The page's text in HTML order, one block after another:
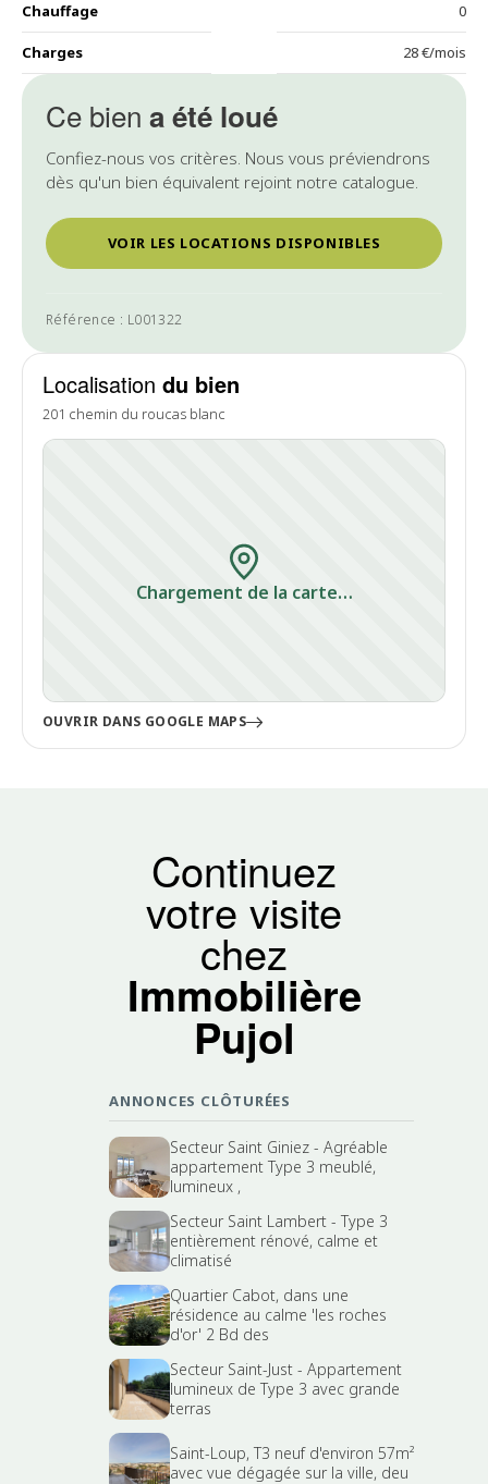
Ce bien a été loué
Confiez-nous vos critères. Nous vous préviendrons
dès qu'un bien équivalent rejoint notre catalogue.
VOIR LES LOCATIONS DISPONIBLES
Référence : L001322
Localisation du bien
201 chemin du roucas blanc
Chargement de la carte…
OUVRIR DANS GOOGLE MAPS
Chauffage 0
Charges 28 €/mois
Continuez
votre visite
chez
Immobilière
Pujol
ANNONCES CLÔTURÉES
Secteur Saint Giniez - Agréable
appartement Type 3 meublé,
lumineux ,
Secteur Saint Lambert - Type 3
entièrement rénové, calme et
climatisé
Quartier Cabot, dans une
résidence au calme 'les roches
d'or' 2 Bd des
Secteur Saint-Just - Appartement
lumineux de Type 3 avec grande
terras
Saint-Loup, T3 neuf d'environ 57m²
avec vue dégagée sur la ville, deu